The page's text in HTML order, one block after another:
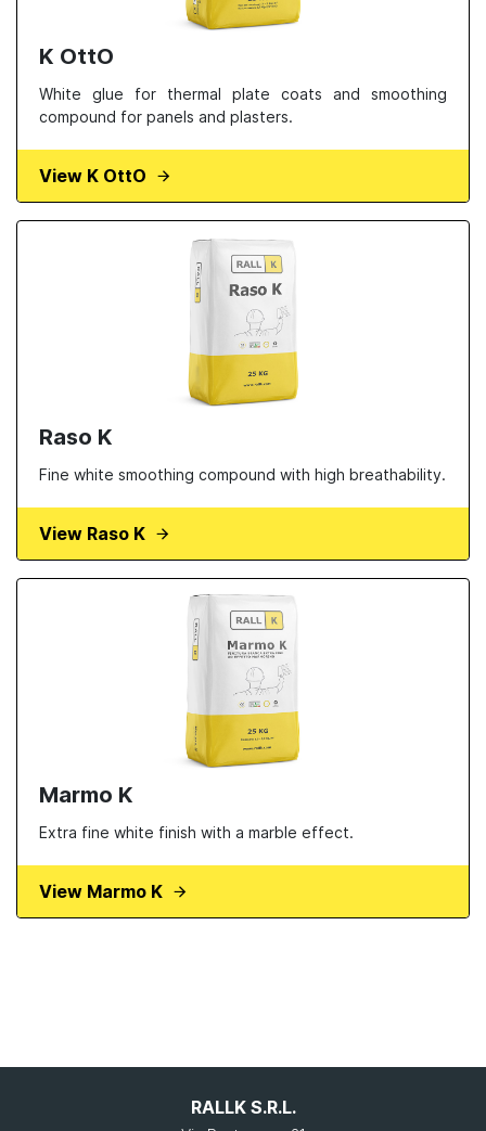
K OttO
White glue for thermal plate coats and smoothing
compound for panels and plasters.
View K OttO
Raso K
Fine white smoothing compound with high breathability.
View Raso K
Marmo K
Extra fine white finish with a marble effect.
View Marmo K
RALLK S.R.L.